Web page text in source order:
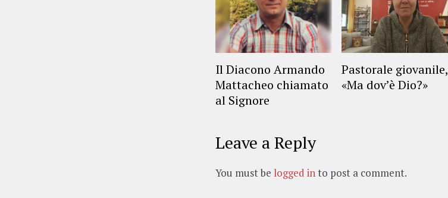
Il Diacono Armando
Mattacheo chiamato
al Signore
Pastorale giovanile,
«Ma dov’è Dio?»
Leave a Reply
You must be logged into post a comment.